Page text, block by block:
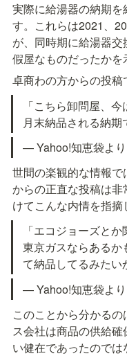
実際に給湯器の納期を
す。これらは2021、
が、同時期に給湯器
假屋なものだったかを
卓商わの方からの投稿
「こちら卸問屋、
月末納品される納期
— Yahoo!知恵袋より
世間の楽観的な情報
からの正直な投稿は
けてこんな内情を指摘
「エコジョーズと
東京ガスならあるか
て納品してるみたい
— Yahoo!知恵袋より
このことから分かる
ス会社は商品の供給
い健在であったのでは